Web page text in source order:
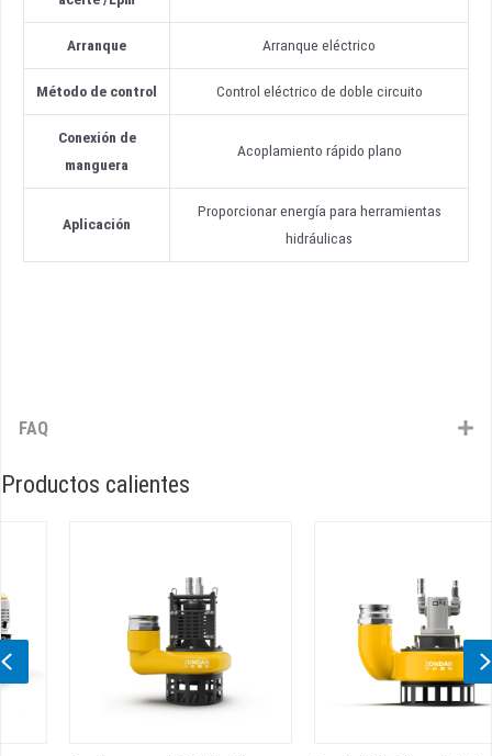
Arranque Arranque eléctrico
Método de control Control eléctrico de doble circuito
Conexión de
manguera
Acoplamiento rápido plano
Aplicación
Proporcionar energía para herramientas
hidráulicas
FAQ
Productos calientes
Previous